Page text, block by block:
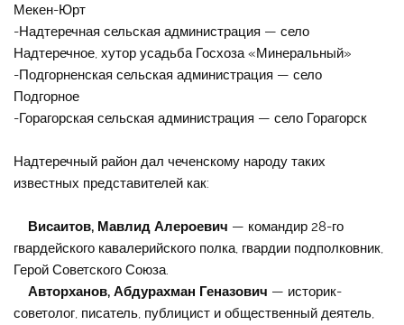
Мекен-Юрт
-Надтеречная сельская администрация — село
Надтеречное, хутор усадьба Госхоза «Минеральный»
-Подгорненская сельская администрация — село
Подгорное
-Горагорская сельская администрация — село Горагорск
Надтеречный район дал чеченскому народу таких
известных представителей как:
Висаитов, Мавлид Алероевич — командир 28-го
гвардейского кавалерийского полка, гвардии подполковник,
Герой Советского Союза.
Авторханов, Абдурахман Геназович — историк-
советолог, писатель, публицист и общественный деятель,